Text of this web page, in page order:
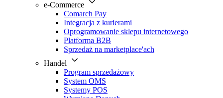
e-Commerce
Comarch Pay
Integracja z kurierami
Oprogramowanie sklepu internetowego
Platforma B2B
Sprzedaż na marketplace'ach
Handel
Program sprzedażowy
System OMS
Systemy POS